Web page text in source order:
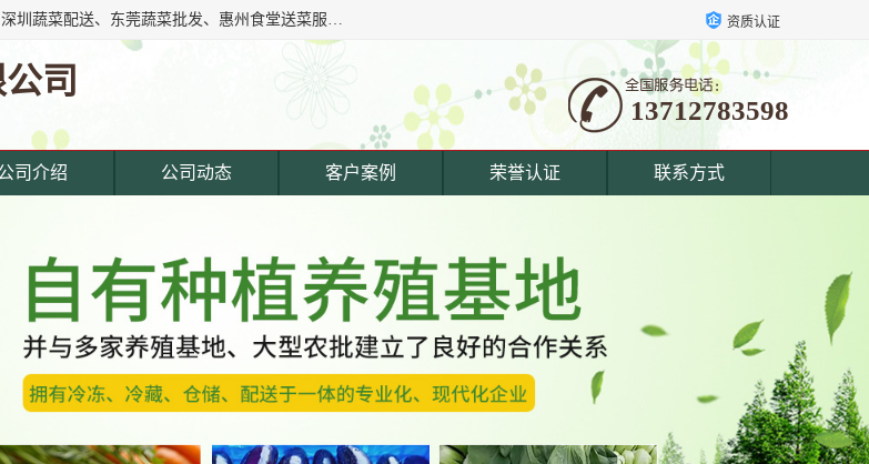
东莞市惠企膳食管理服务有限公司专注东莞深圳工厂饭堂承包、惠州食堂承包、深圳蔬菜配送、东莞蔬菜批发、惠州食堂送菜服务等综合性膳食服务公司。经营范围覆盖东城寮,主营产品: 东莞蔬菜配送公司,深圳饭堂承包公司,惠州饭堂承包公司,东莞饭堂承包公司,深圳蔬菜配送公司,厚街蔬菜配送公司,东莞食堂承包公司,东莞食材. 资质认证
司
13712783598
司介绍 公司动态 客户案例 荣誉认证 联系方式